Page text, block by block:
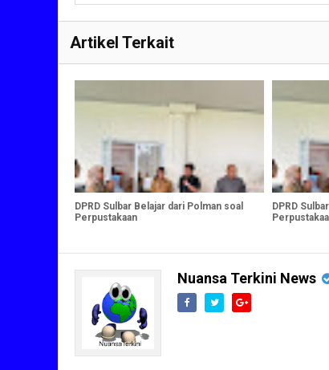
Artikel Terkait
DPRD Sulbar Belajar dari Polman soal
Perpustakaan
DPRD
Nuansa Terkini News